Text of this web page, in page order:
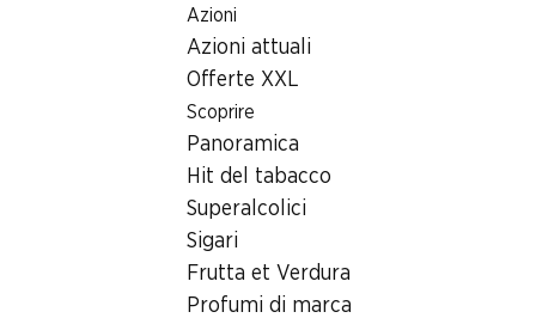
Azioni
Azioni attuali
Offerte XXL
Scoprire
Panoramica
Hit del tabacco
Superalcolici
Sigari
Frutta et Verdura
Profumi di marca
Ricerca di filiale
Filiale Denner Rue De La Gare 19, 1110 Morges
1110 Morges, Centre
Commercial Pont-Neuf